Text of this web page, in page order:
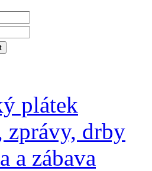
plátek
zprávy, drby
a zábava